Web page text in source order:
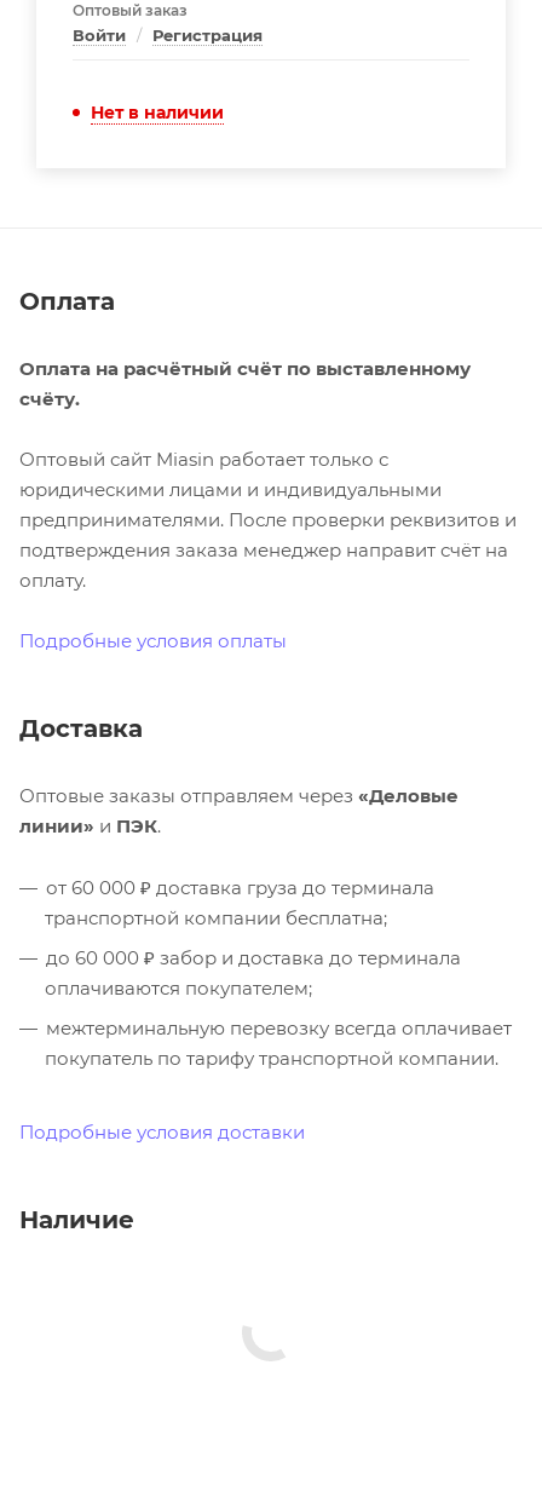
Оптовый заказ
Войти / Регистрация
Нет в наличии
Оплата
Оплата на расчётный счёт по выставленному
счёту.
Оптовый сайт Miasin работает только с
юридическими лицами и индивидуальными
предпринимателями. После проверки реквизитов и
подтверждения заказа менеджер направит счёт на
оплату.
Подробные условия оплаты
Доставка
Оптовые заказы отправляем через «Деловые
линии» и ПЭК.
от 60 000 ₽ доставка груза до терминала
транспортной компании бесплатна;
до 60 000 ₽ забор и доставка до терминала
оплачиваются покупателем;
межтерминальную перевозку всегда оплачивает
покупатель по тарифу транспортной компании.
Подробные условия доставки
Наличие